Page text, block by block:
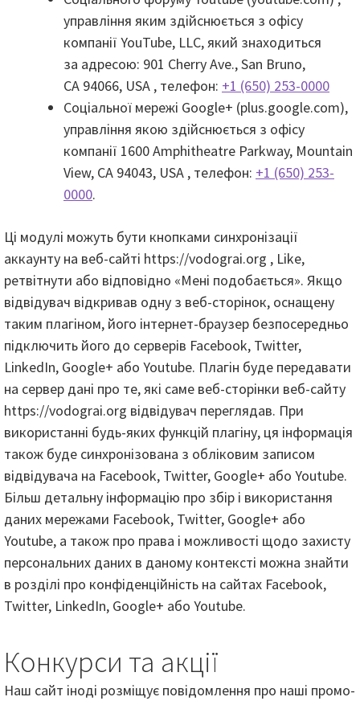
управління яким здійснюється з офісу
компанії YouTube, LLC, який знаходиться
за адресою: 901 Cherry Ave., San Bruno,
CA 94066, USA , телефон: +1 (650) 253-0000
Соціальної мережі Google+ (plus.google.com),
управління якою здійснюється з офісу
компанії 1600 Amphitheatre Parkway, Mountain
View, CA 94043, USA , телефон: +1 (650) 253-
0000.
Ці модулі можуть бути кнопками синхронізації
аккаунту на веб-сайті https://vodograi.org , Like,
ретвітнути або відповідно «Мені подобається». Якщо
відвідувач відкривав одну з веб-сторінок, оснащену
таким плагіном, його інтернет-браузер безпосередньо
підключить його до серверів Facebook, Twitter,
LinkedIn, Google+ або Youtube. Плагін буде передавати
на сервер дані про те, які саме веб-сторінки веб-сайту
https://vodograi.org відвідувач переглядав. При
використанні будь-яких функцій плагіну, ця інформація
також буде синхронізована з обліковим записом
відвідувача на Facebook, Twitter, Google+ або Youtube.
Більш детальну інформацію про збір і використання
даних мережами Facebook, Twitter, Google+ або
Youtube, а також про права і можливості щодо захисту
персональних даних в даному контексті можна знайти
в розділі про конфіденційність на сайтах Facebook,
Twitter, LinkedIn, Google+ або Youtube.
Конкурси та акції
Наш сайт іноді розміщує повідомлення про наші промо-